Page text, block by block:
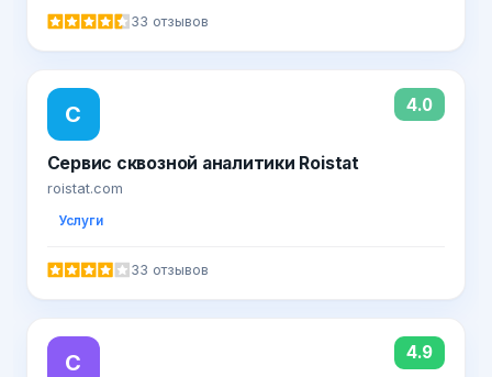
33 отзывов
С 4.0
Сервис сквозной аналитики Roistat
roistat.com
Услуги
33 отзывов
C 4.9